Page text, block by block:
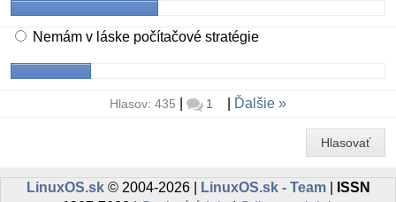
Nemám v láske počítačové stratégie
Hlasov: 435 1 Ďalšie
Hlasovať
LinuxOS.sk© 2004-2026 | LinuxOS.sk - Team|
ISSN